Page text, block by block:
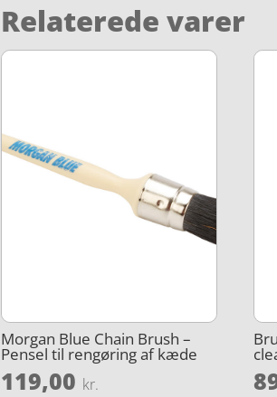
Relaterede varer
Morgan Blue Chain Brush –
Pensel til rengøring af kæde
119,00 kr.